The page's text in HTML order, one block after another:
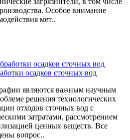
Особое внимание
мет..
осадков сточных вод
являются важным научным
решения технологических
отходов сточных вод с
затратами, рассмотрением
ценных веществ. Все
вопрос..